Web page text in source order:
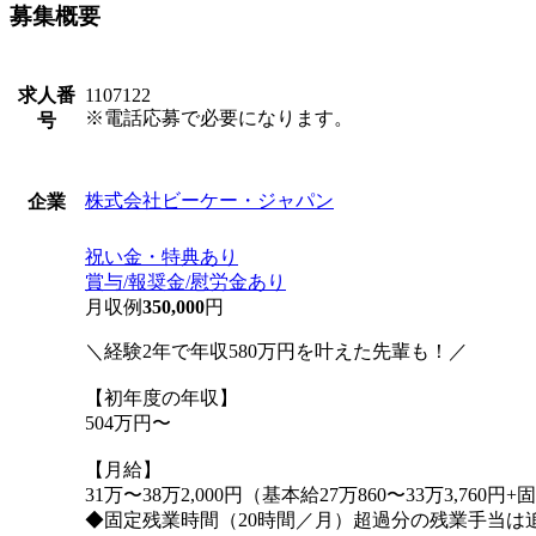
募集概要
求人番
号
1107122
※電話応募で必要になります。
企業 株式会社ビーケー・ジャパン
祝い金・特典あり
賞与/報奨金/慰労金あり
月収例350,000円
＼経験2年で年収580万円を叶えた先輩も！／
【初年度の年収】
504万円〜
【月給】
31万〜38万2,000円（基本給27万860〜33万3,760円+
◆固定残業時間（20時間／月）超過分の残業手当は